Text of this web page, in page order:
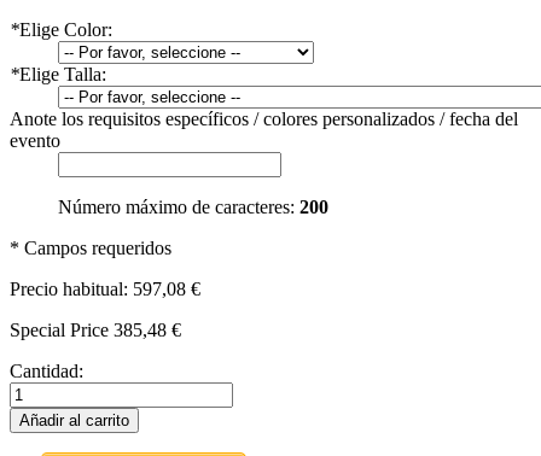
*Elige Color:
*Elige Talla:
Anote los requisitos específicos / colores personalizados / fecha del
evento
Número máximo de caracteres: 200
* Campos requeridos
Precio habitual: 597,08 €
Special Price 385,48 €
Cantidad:
Añadir al carrito